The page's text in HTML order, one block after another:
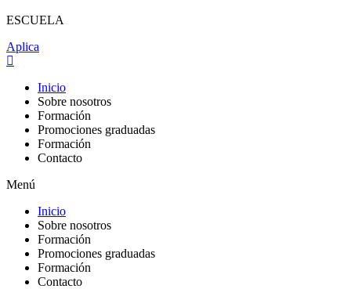
ESCUELA
Aplica
Inicio
Sobre nosotros
Formación
Promociones graduadas
Formación
Contacto
Menú
Inicio
Sobre nosotros
Formación
Promociones graduadas
Formación
Contacto